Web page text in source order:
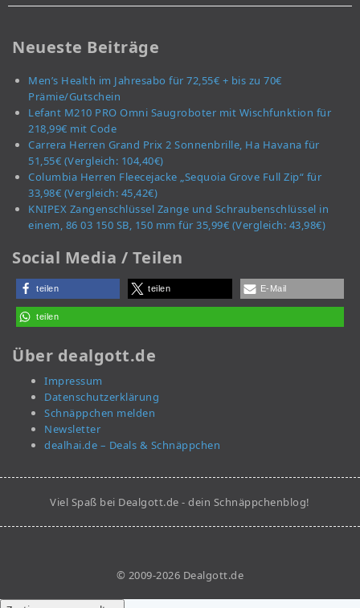
Neueste Beiträge
Men’s Health im Jahresabo für 72,55€ + bis zu 70€
Prämie/Gutschein
Lefant M210 PRO Omni Saugroboter mit Wischfunktion für
218,99€ mit Code
Carrera Herren Grand Prix 2 Sonnenbrille, Ha Havana für
51,55€ (Vergleich: 104,40€)
Columbia Herren Fleecejacke „Sequoia Grove Full Zip“ für
33,98€ (Vergleich: 45,42€)
KNIPEX Zangenschlüssel Zange und Schraubenschlüssel in
einem, 86 03 150 SB, 150 mm für 35,99€ (Vergleich: 43,98€)
Social Media / Teilen
teilen teilen E-Mail
teilen
Über dealgott.de
Impressum
Datenschutzerklärung
Schnäppchen melden
Newsletter
dealhai.de – Deals & Schnäppchen
Viel Spaß bei Dealgott.de - dein Schnäppchenblog!
© 2009-2026 Dealgott.de